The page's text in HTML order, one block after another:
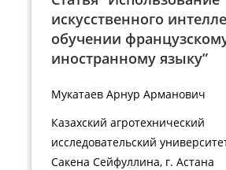
искусственного
обучении
иностранному языку”
Мукатаев Арнур Арманович
Казахский агротехнический
исследовательский
Сакена Сейфуллина, г. Астана